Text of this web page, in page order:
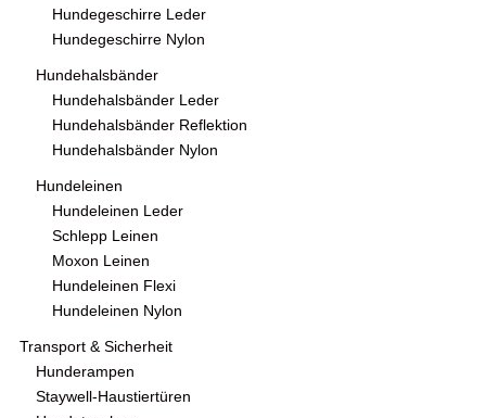
Hundegeschirre Leder
Hundegeschirre Nylon
Hundehalsbänder
Hundehalsbänder Leder
Hundehalsbänder Reflektion
Hundehalsbänder Nylon
Hundeleinen
Hundeleinen Leder
Schlepp Leinen
Moxon Leinen
Hundeleinen Flexi
Hundeleinen Nylon
Transport & Sicherheit
Hunderampen
Staywell-Haustiertüren